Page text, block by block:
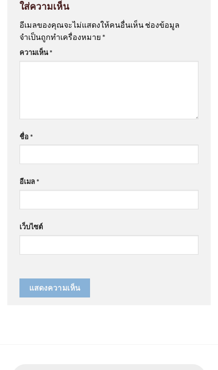
ใส่ความเห็น
อีเมลของคุณจะไม่แสดงให้คนอื่นเห็น ช่องข้อมูล
จำเป็นถูกทำเครื่องหมาย *
ความเห็น*
ชื่อ *
อีเมล*
เว็บไซต์